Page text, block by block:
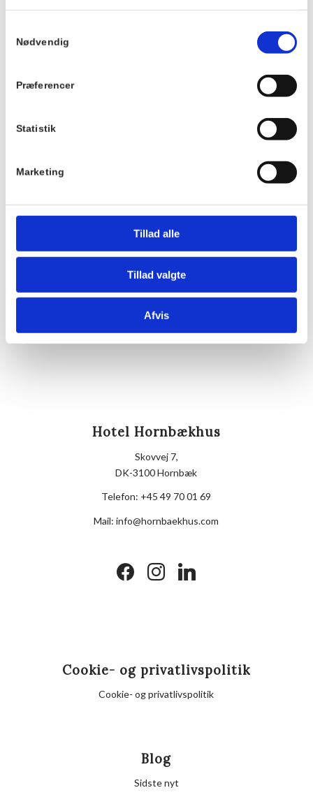
Nødvendig
Præferencer
Statistik
Marketing
Tillad alle
Tillad valgte
Afvis
Info
Dato:
Serie:
Pris:
Sted
Skovvej 7
Telefon
Hotel Hornbækhus
Skovvej 7,
DK-3100 Hornbæk
Telefon: +45 49 70 01 69
Mail:info@hornbaekhus.com
facebookinstagramlinkedin
Cookie- og privatlivspolitik
Cookie- og privatlivspolitik
Blog
Sidste nyt